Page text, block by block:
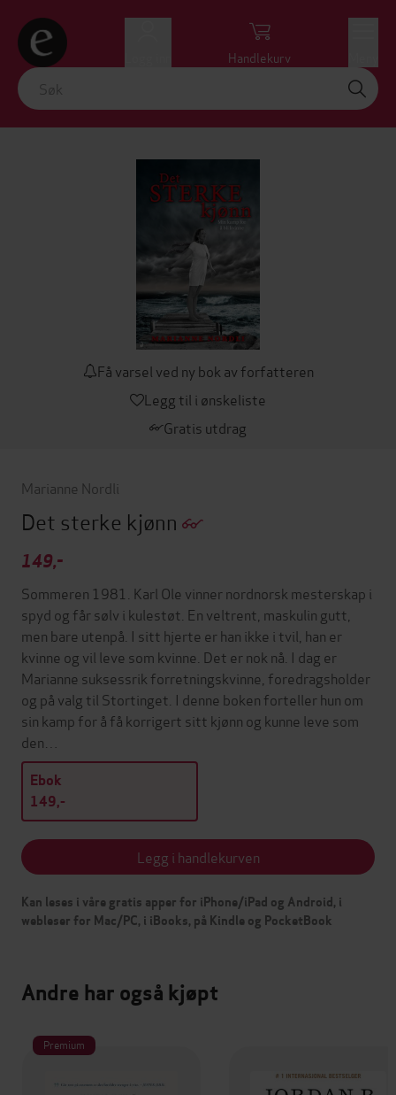
Handlekurv
Få varsel ved ny bok av forfatteren
Legg til i ønskeliste
Gratis utdrag
Marianne Nordli
Det sterke kjønn
149,-
Sommeren 1981. Karl Ole vinner nordnorsk mesterskap i
spyd og får sølv i kulestøt. En veltrent, maskulin gutt,
men bare utenpå. I sitt hjerte er han ikke i tvil, han er
kvinne og vil leve som kvinne. Det er nok nå. I dag er
Marianne suksessrik forretningskvinne, foredragsholder
og på valg til Stortinget. I denne boken forteller hun om
sin kamp for å få korrigert sitt kjønn og kunne leve som
den…
Ebok
149,-
Legg i handlekurven
Kan leses i våre gratis apper for iPhone/iPad og Android, i
webleser for Mac/PC, i iBooks, på Kindle og PocketBook
Andre har også kjøpt
Premium